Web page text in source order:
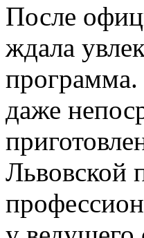
После
ждала
программа.
даже
Львовской